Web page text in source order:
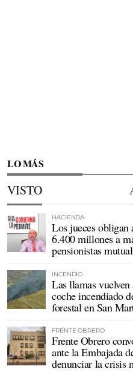
LO MÁS
VISTO
HACIENDA
Los jueces obligan
6.400 millones a
pensionistas
INCENDIO
Las llamas
coche incendiado
forestal en San
FRENTE OBRERO
Frente Obrero
ante la Embajada
denunciar la crisis